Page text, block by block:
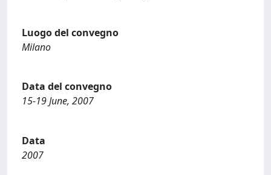
Luogo del convegno
Milano
Data del convegno
15-19 June, 2007
Data
2007